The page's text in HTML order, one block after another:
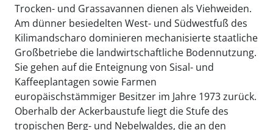
Trocken- und Grassavannen dienen als Viehweiden.
Am dünner besiedelten West- und Südwestfuß des
Kilimandscharo dominieren mechanisierte staatliche
Großbetriebe die landwirtschaftliche Bodennutzung.
Sie gehen auf die Enteignung von Sisal- und
Kaffeeplantagen sowie Farmen
europäischstämmiger Besitzer im Jahre 1973 zurück.
Oberhalb der Ackerbaustufe liegt die Stufe des
tropischen Berg- und Nebelwaldes, die an den